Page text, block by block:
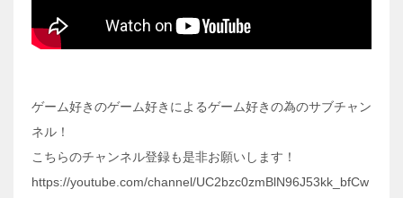
ゲーム好きのゲーム好きによるゲーム好きの為のサブチャン
ネル！
こちらのチャンネル登録も是非お願いします！
https://youtube.com/channel/UC2bzc0zmBlN96J53kk_bfCw